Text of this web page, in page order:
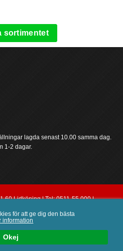
Okej
för att ge dig den bästa
information
sortimentet
lagda senast 10.00 samma dag.
1-2 dagar.
60 Lidköping | Tel: 0511-55 000 |